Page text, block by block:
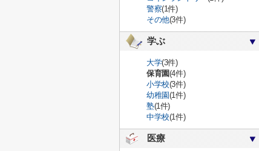
警察(1件)
その他(3件)
学ぶ
大学(3件)
保育園(4件)
小学校(3件)
幼稚園(1件)
塾(1件)
中学校(1件)
医療